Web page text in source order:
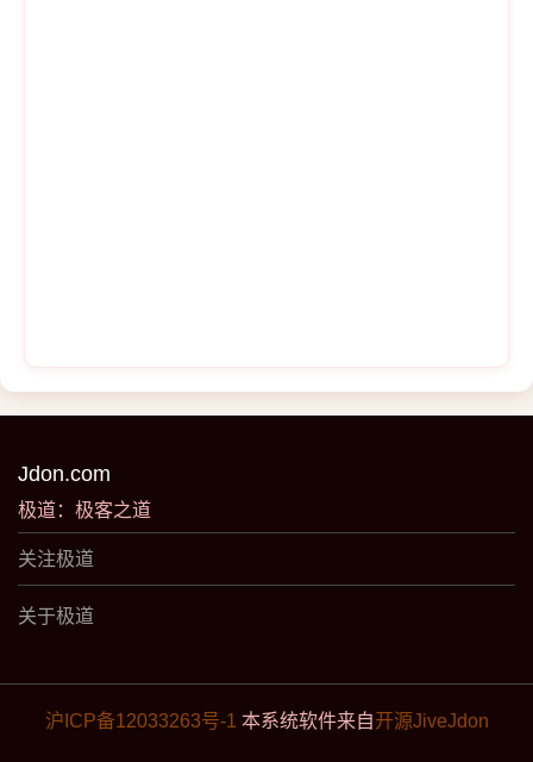
Jdon.com
极道：极客之道
关注极道
关于极道
沪ICP备12033263号-1 本系统软件来自开源JiveJdon